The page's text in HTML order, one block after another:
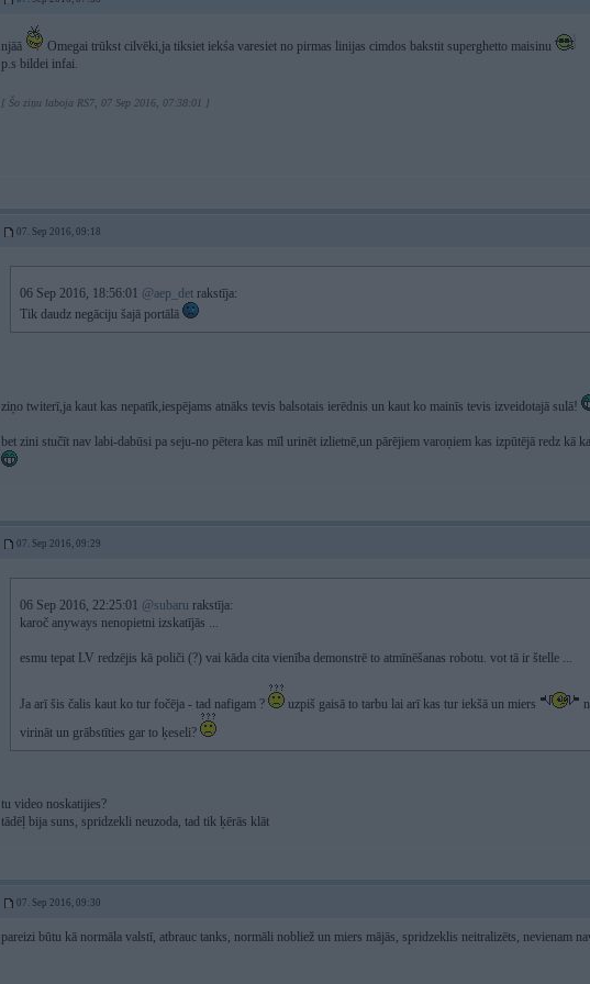
njāā
Omegai trūkst cilvēki,ja tiksiet iekśa varesiet no pirmas linijas cimdos bakstit superghetto maisinu
p.s bildei infai.
[ Šo ziņu laboja RS7, 07 Sep 2016, 07:38:01 ]
07. Sep 2016, 09:18
06 Sep 2016, 18:56:01 @aep_det rakstīja:
Tik daudz negāciju šajā portālā
ziņo twiterī,ja kaut kas nepatīk,iespējams atnāks tevis balsotais ierēdnis un kaut ko mainīs tevis izveidotajā sulā!
bet zini stučīt nav labi-dabūsi pa seju-no pētera kas mīl urinēt izlietnē,un pārējiem varoņiem kas izpūtējā redz kā
07. Sep 2016, 09:29
06 Sep 2016, 22:25:01 @subaru rakstīja:
karoč anyways nenopietni izskatījās ...
esmu tepat LV redzējis kā poliči (?) vai kāda cita vienība demonstrē to atmīnēšanas robotu. vot tā ir štelle ...
Ja arī šis čalis kaut ko tur fočēja - tad nafigam ? uzpiš gaisā to tarbu lai arī kas tur iekšā un miers
virināt un grābstīties gar to ķeseli?
tu video noskatijies?
tādēļ bija suns, spridzekli neuzoda, tad tik ķērās klāt
07. Sep 2016, 09:30
pareizi būtu kā normāla valstī, atbrauc tanks, normāli nobliež un miers mājās, spridzeklis neitralizēts, nevienam